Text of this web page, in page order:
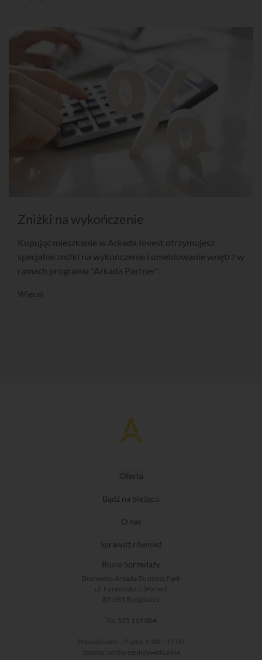
Zniżki na wykończenie
Kupując mieszkanie w Arkada Invest otrzymujesz
specjalne zniżki na wykończenie i umeblowanie wnętrz w
ramach programu "Arkada Partner".
Oferta
Bądź na bieżąco
O nas
Sprawdź również
Biuro Sprzedaży
Biurowiec Arkada Business Park
ul. Fordońska 2 (Parter)
85-085 Bydgoszcz
Tel. 525 119 004
Poniedziałek – Piątek: 9:00 – 17:00
Sobota: umów się indywidualnie